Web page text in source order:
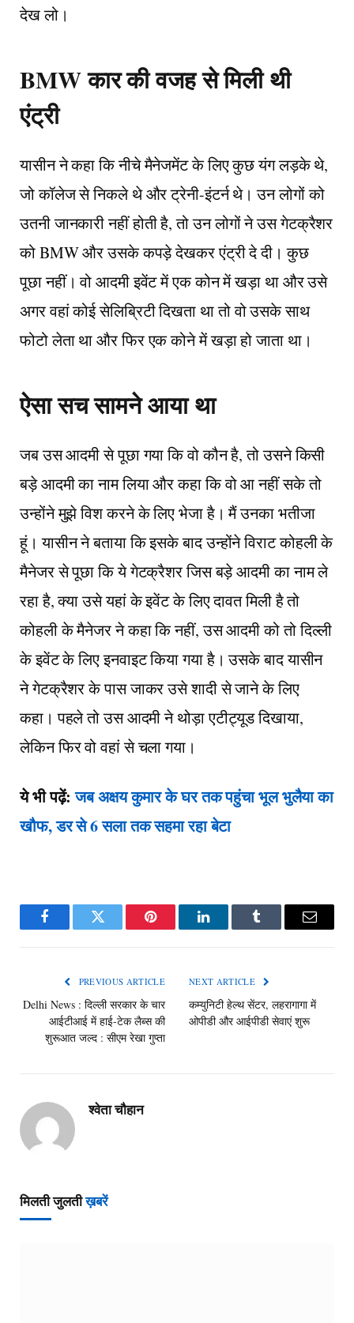
देख लो।
BMW कार की वजह से मिली थी
एंट्री
यासीन ने कहा कि नीचे मैनेजमेंट के लिए कुछ यंग लड़के थे,
जो कॉलेज से निकले थे और ट्रेनी-इंटर्न थे। उन लोगों को
उतनी जानकारी नहीं होती है, तो उन लोगों ने उस गेटक्रैशर
को BMW और उसके कपड़े देखकर एंट्री दे दी। कुछ
पूछा नहीं। वो आदमी इवेंट में एक कोन में खड़ा था और उसे
अगर वहां कोई सेलिब्रिटी दिखता था तो वो उसके साथ
फोटो लेता था और फिर एक कोने में खड़ा हो जाता था।
ऐसा सच सामने आया था
जब उस आदमी से पूछा गया कि वो कौन है, तो उसने किसी
बड़े आदमी का नाम लिया और कहा कि वो आ नहीं सके तो
उन्होंने मुझे विश करने के लिए भेजा है। मैं उनका भतीजा
हूं। यासीन ने बताया कि इसके बाद उन्होंने विराट कोहली के
मैनेजर से पूछा कि ये गेटक्रैशर जिस बड़े आदमी का नाम ले
रहा है, क्या उसे यहां के इवेंट के लिए दावत मिली है तो
कोहली के मैनेजर ने कहा कि नहीं, उस आदमी को तो दिल्ली
के इवेंट के लिए इनवाइट किया गया है। उसके बाद यासीन
ने गेटक्रैशर के पास जाकर उसे शादी से जाने के लिए
कहा। पहले तो उस आदमी ने थोड़ा एटीट्यूड दिखाया,
लेकिन फिर वो वहां से चला गया।
ये भी पढ़ें:जब अक्षय कुमार के घर तक पहुंचा भूल भुलैया का
खौफ, डर से 6 सला तक सहमा रहा बेटा
FacebookTwitter Pinterest LinkedInTumblr Email
PREVIOUS ARTICLE
Delhi News : दिल्ली सरकार के चार
आईटीआई में हाई-टेक लैब्स की
शुरूआत जल्द : सीएम रेखा गुप्ता
NEXT ARTICLE
कम्युनिटी हेल्थ सेंटर, लहरागागा में
ओपीडी और आईपीडी सेवाएं शुरू
श्वेता चौहान
मिलती जुलतीख़बरें